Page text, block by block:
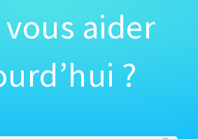
aider
?